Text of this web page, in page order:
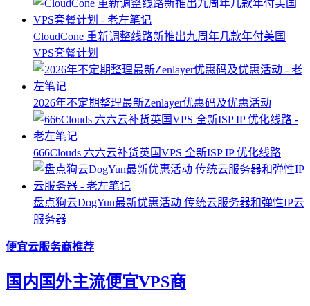
CloudCone 重新调整线路新推出九周年几款年付美国
VPS套餐计划
2026年不定期整理最新Zenlayer优惠码及优惠活动
666Clouds 六六云补货英国VPS 全新ISP IP 优化线路
盘点狗云DogYun最新优惠活动 传统云服务器和弹性IP云
服务器
便宜云服务商推荐
国内国外主流便宜VPS商